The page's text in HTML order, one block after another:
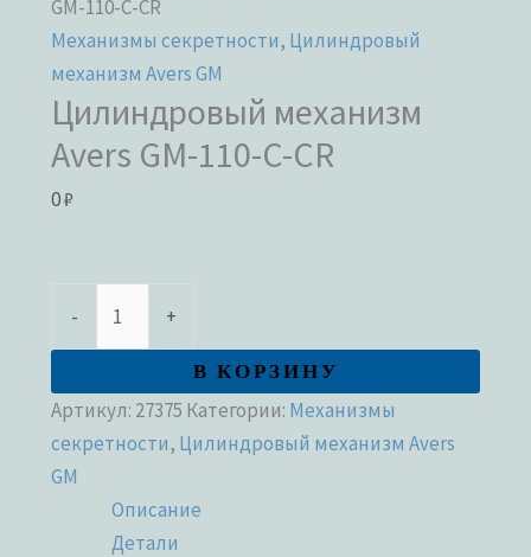
GM-110-C-CR
Механизмы секретности, Цилиндровый
механизм Avers GM
Цилиндровый механизм
Avers GM-110-C-CR
0₽
- +
В КОРЗИНУ
Артикул: 27375 Категории: Механизмы
секретности, Цилиндровый механизм Avers
GM
Описание
Детали